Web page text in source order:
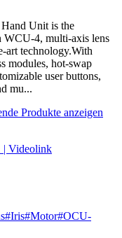
Unit is the
WCU-4, multi-axis lens
art technology.With
modules, hot-swap
user buttons,
mu...
Produkte anzeigen
#Iris#Motor#OCU-